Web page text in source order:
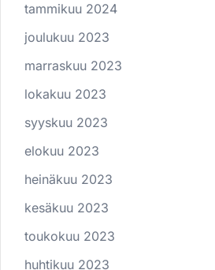
tammikuu 2024
joulukuu 2023
marraskuu 2023
lokakuu 2023
syyskuu 2023
elokuu 2023
heinäkuu 2023
kesäkuu 2023
toukokuu 2023
huhtikuu 2023